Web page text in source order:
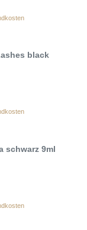
black
schwarz 9ml